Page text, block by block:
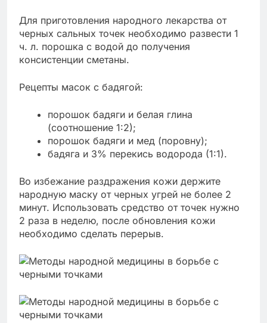
Для приготовления народного лекарства от
черных сальных точек необходимо развести 1
ч. л. порошка с водой до получения
консистенции сметаны.
Рецепты масок с бадягой:
порошок бадяги и белая глина
(соотношение 1:2);
порошок бадяги и мед (поровну);
бадяга и 3% перекись водорода (1:1).
Во избежание раздражения кожи держите
народную маску от черных угрей не более 2
минут. Использовать средство от точек нужно
2 раза в неделю, после обновления кожи
необходимо сделать перерыв.